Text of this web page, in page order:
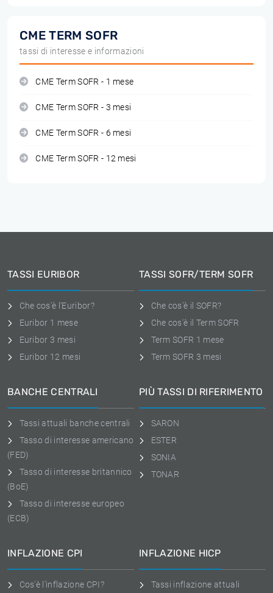
CME TERM SOFR
tassi di interesse e informazioni
CME Term SOFR - 1 mese
CME Term SOFR - 3 mesi
CME Term SOFR - 6 mesi
CME Term SOFR - 12 mesi
TASSI EURIBOR
Che cos'è l'Euribor?
Euribor 1 mese
Euribor 3 mesi
Euribor 12 mesi
TASSI SOFR/TERM SOFR
Che cos'è il SOFR?
Che cos'è il Term SOFR
Term SOFR 1 mese
Term SOFR 3 mesi
BANCHE CENTRALI
Tassi attuali banche centrali
Tasso di interesse americano
(FED)
Tasso di interesse britannico
(BoE)
Tasso di interesse europeo
(ECB)
PIÙ TASSI DI RIFERIMENTO
SARON
ESTER
SONIA
TONAR
INFLAZIONE CPI
Cos'è l'inflazione CPI?
INFLAZIONE HICP
Tassi inflazione attuali